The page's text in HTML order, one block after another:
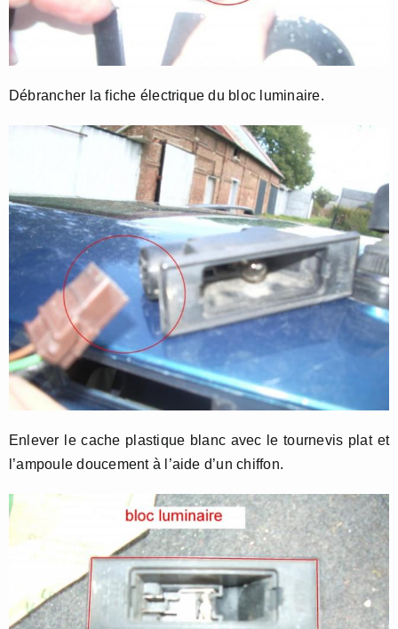
Débrancher la fiche électrique du bloc luminaire.
Enlever le cache plastique blanc avec le tournevis plat et
l’ampoule doucement à l’aide d’un chiffon.